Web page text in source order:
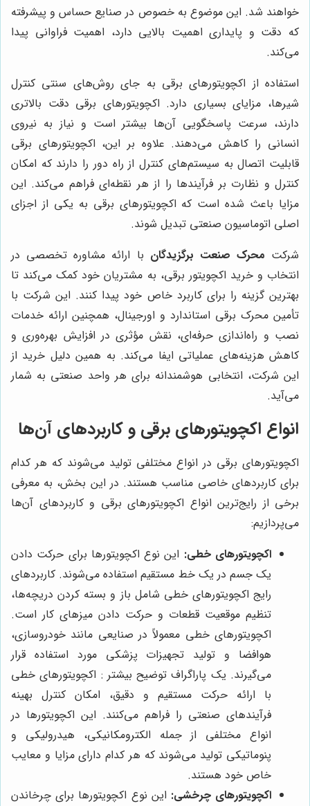
خواهند شد. این موضوع به خصوص در صنایع حساس و پیشرفته
که دقت و پایداری اهمیت بالایی دارد، اهمیت فراوانی پیدا
می‌کند.
استفاده از اکچویتورهای برقی به جای روش‌های سنتی کنترل
شیرها، مزایای بسیاری دارد. اکچویتورهای برقی دقت بالاتری
دارند، سرعت پاسخگویی آن‌ها بیشتر است و نیاز به نیروی
انسانی را کاهش می‌دهند. علاوه بر این، اکچویتورهای برقی
قابلیت اتصال به سیستم‌های کنترل از راه دور را دارند که امکان
کنترل و نظارت بر فرآیندها را از هر نقطه‌ای فراهم می‌کند. این
مزایا باعث شده است که اکچویتورهای برقی به یکی از اجزای
اصلی اتوماسیون صنعتی تبدیل شوند.
شرکت محرک صنعت برگزیدگان با ارائه مشاوره تخصصی در
انتخاب و خرید اکچویتور برقی، به مشتریان خود کمک می‌کند تا
بهترین گزینه را برای کاربرد خاص خود پیدا کنند. این شرکت با
تأمین محرک برقی استاندارد و اورجینال، همچنین ارائه خدمات
نصب و راه‌اندازی حرفه‌ای، نقش مؤثری در افزایش بهره‌وری و
کاهش هزینه‌های عملیاتی ایفا می‌کند. به همین دلیل خرید از
این شرکت، انتخابی هوشمندانه برای هر واحد صنعتی به شمار
می‌آید.
انواع اکچویتورهای برقی و کاربردهای آن‌ها
اکچویتورهای برقی در انواع مختلفی تولید می‌شوند که هر کدام
برای کاربردهای خاصی مناسب هستند. در این بخش، به معرفی
برخی از رایج‌ترین انواع اکچویتورهای برقی و کاربردهای آن‌ها
می‌پردازیم:
اکچویتورهای خطی: این نوع اکچویتورها برای حرکت دادن
یک جسم در یک خط مستقیم استفاده می‌شوند. کاربردهای
رایج اکچویتورهای خطی شامل باز و بسته کردن دریچه‌ها،
تنظیم موقعیت قطعات و حرکت دادن میزهای کار است.
اکچویتورهای خطی معمولاً در صنایعی مانند خودروسازی،
هوافضا و تولید تجهیزات پزشکی مورد استفاده قرار
می‌گیرند. یک پاراگراف توضیح بیشتر : اکچویتورهای خطی
با ارائه حرکت مستقیم و دقیق، امکان کنترل بهینه
فرآیندهای صنعتی را فراهم می‌کنند. این اکچویتورها در
انواع مختلفی از جمله الکترومکانیکی، هیدرولیکی و
پنوماتیکی تولید می‌شوند که هر کدام دارای مزایا و معایب
خاص خود هستند.
اکچویتورهای چرخشی: این نوع اکچویتورها برای چرخاندن